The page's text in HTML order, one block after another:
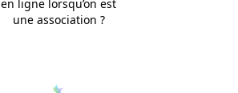
en ligne lorsqu’on est
une association ?